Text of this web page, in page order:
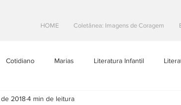
HOME Coletânea: Imagens de Coragem
Cotidiano Marias Literatura Infantil
Literarios Escritoras Brasileiras
20184 min de leitura